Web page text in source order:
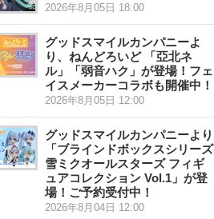
2026年8月05日 18:00
グッドスマイルカンパニーよ
り、ねんどろいど 「亞北ネ
ル」「弱音ハク」が登場！フェ
イスメーカーコラボも開催中！
2026年8月05日 12:00
グッドスマイルカンパニーより
「ブラインドボックスシリーズ
雪ミクオールスターズ フィギ
ュアコレクション Vol.1」が登
場！ご予約受付中！
2026年8月04日 12:00